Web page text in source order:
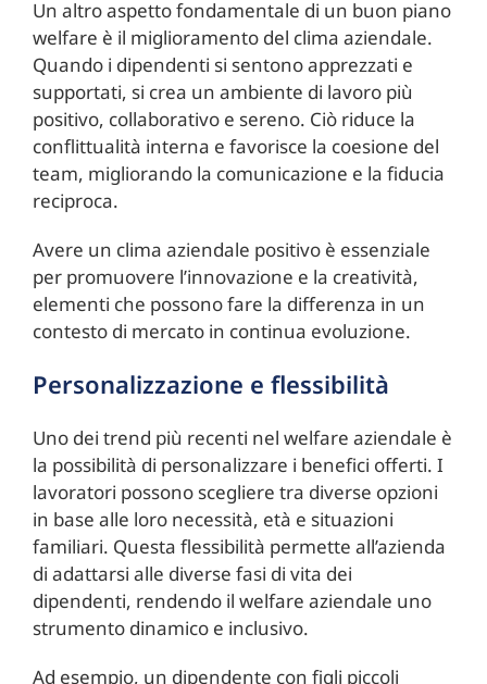
Un altro aspetto fondamentale di un buon piano
welfare è il miglioramento del clima aziendale.
Quando i dipendenti si sentono apprezzati e
supportati, si crea un ambiente di lavoro più
positivo, collaborativo e sereno. Ciò riduce la
conflittualità interna e favorisce la coesione del
team, migliorando la comunicazione e la fiducia
reciproca.
Avere un clima aziendale positivo è essenziale
per promuovere l’innovazione e la creatività,
elementi che possono fare la differenza in un
contesto di mercato in continua evoluzione.
Personalizzazione e flessibilità
Uno dei trend più recenti nel welfare aziendale è
la possibilità di personalizzare i benefici offerti. I
lavoratori possono scegliere tra diverse opzioni
in base alle loro necessità, età e situazioni
familiari. Questa flessibilità permette all’azienda
di adattarsi alle diverse fasi di vita dei
dipendenti, rendendo il welfare aziendale uno
strumento dinamico e inclusivo.
Ad esempio, un dipendente con figli piccoli